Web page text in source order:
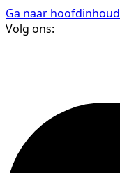
Ga naar hoofdinhoud
Volg ons: